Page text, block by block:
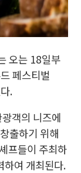
오는 18일부
페스티벌
.
객의 니즈에
출하기 위해
프들이 주최하
하여 개최된다.